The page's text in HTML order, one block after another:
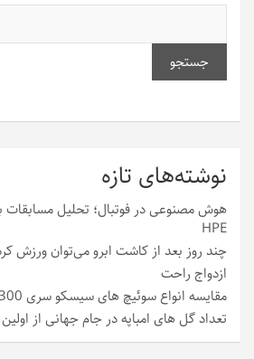
جستجو
نوشته‌های تازه
هوش مصنوعی در فوتبال؛ تحلیل مسابقات
HPE
چند روز بعد از کاشت ابرو می‌توان ورزش
ازدواج راحت
مقایسه انواع سوئیچ های سیسکو سری 9300
تعداد گل های امباپه در جام جهانی از